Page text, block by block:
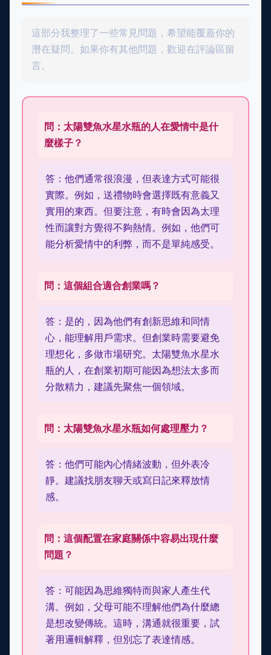
這部分我整理了一些常見問題，希望能覆蓋你的
潛在疑問。如果你有其他問題，歡迎在評論區留
言。
問：太陽雙魚水星水瓶的人在愛情中是什
麼樣子？
答：他們通常很浪漫，但表達方式可能很
實際。例如，送禮物時會選擇既有意義又
實用的東西。但要注意，有時會因為太理
性而讓對方覺得不夠熱情。例如，他們可
能分析愛情中的利弊，而不是單純感受。
問：這個組合適合創業嗎？
答：是的，因為他們有創新思維和同情
心，能理解用戶需求。但創業時需要避免
理想化，多做市場研究。太陽雙魚水星水
瓶的人，在創業初期可能因為想法太多而
分散精力，建議先聚焦一個領域。
問：太陽雙魚水星水瓶如何處理壓力？
答：他們可能內心情緒波動，但外表冷
靜。建議找朋友聊天或寫日記來釋放情
感。
問：這個配置在家庭關係中容易出現什麼
問題？
答：可能因為思維獨特而與家人產生代
溝。例如，父母可能不理解他們為什麼總
是想改變傳統。這時，溝通就很重要，試
著用邏輯解釋，但別忘了表達情感。